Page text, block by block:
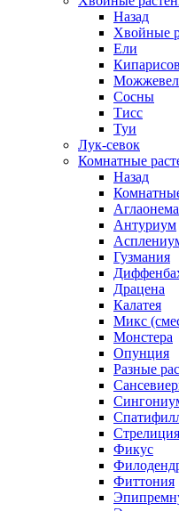
Назад
Хвойные
Ели
Сосны
Тисс
Туи
Лук-севок
Комнатные
Назад
Аглаонема
Антуриум
Гузмания
Драцена
Калатея
Микс
Монстера
Опунция
Разные
Стрелиция
Фикус
Фиттония